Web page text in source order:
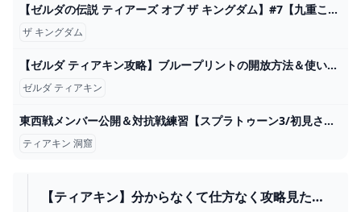
【ゼルダの伝説 ティアーズ オブ ザ キングダム】#7【九重このの】 - YouTube
ザ キングダム
【ゼルダ ティアキン攻略】ブループリントの開放方法＆使い方。オススメの組み合わせを紹介【ティアーズ オブ ザ キングダム】 ゲーム・エンタメ最新情報のファミ通.com
ゼルダ ティアキン
東西戦メンバー公開＆対抗戦練習【スプラトゥーン3/初見さんコメント大歓迎】 - YouTube
ティアキン 洞窟
【ティアキン】分からなくて仕方なく攻略見たイ